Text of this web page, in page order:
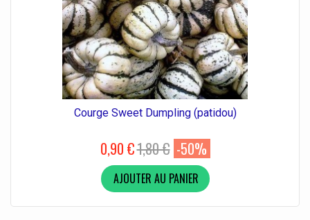
Courge Sweet Dumpling (patidou)
0,90 €1,80 € -50%
AJOUTER AU PANIER